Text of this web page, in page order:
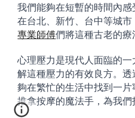
我們能夠在短暫的時間內感
在台北、新竹、台中等城
專業師傅們將這種古老的療
心理壓力是現代人面臨的
解這種壓力的有效良方。
夠在繁忙的生活中找到一
推拿按摩的魔法手，為我們